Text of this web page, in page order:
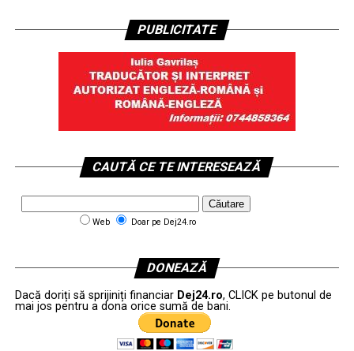
PUBLICITATE
CAUTĂ CE TE INTERESEAZĂ
Web Doar pe Dej24.ro
DONEAZĂ
Dacă doriți să sprijiniți financiar Dej24.ro, CLICK pe butonul de
mai jos pentru a dona orice sumă de bani.